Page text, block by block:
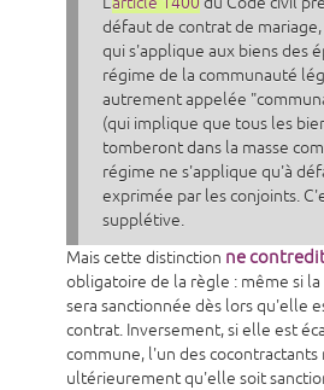
défaut de contrat de
qui s'applique aux biens des
régime de la communauté
autrement appelée
(qui implique que tous les
tomberont dans la masse
régime ne s'applique qu'à
exprimée par les conjoints.
supplétive.
Mais cette distinction ne
obligatoire de la règle : même si
sera sanctionnée dès lors qu'elle
contrat. Inversement, si elle est
commune, l'un des
ultérieurement qu'elle soit